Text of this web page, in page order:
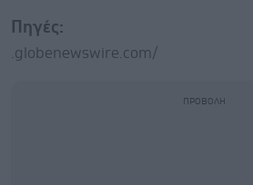
Πηγές:
.globenewswire.com/